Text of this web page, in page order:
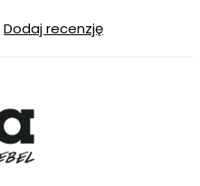
Dodaj recenzję